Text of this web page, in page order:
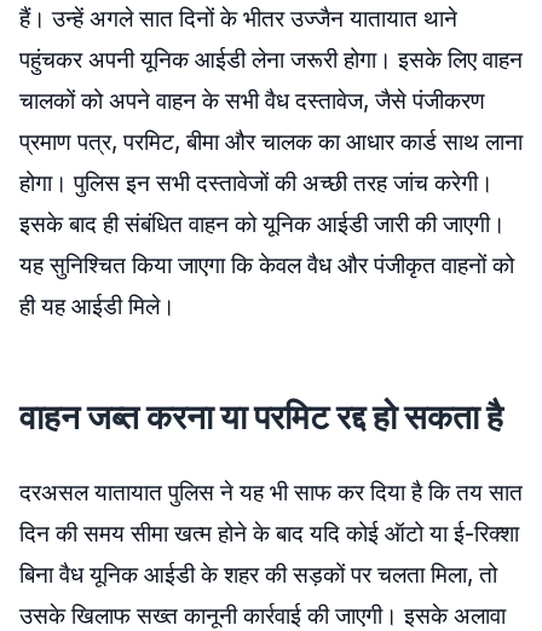
हैं। उन्हें अगले सात दिनों के भीतर उज्जैन यातायात थाने
पहुंचकर अपनी यूनिक आईडी लेना जरूरी होगा। इसके लिए वाहन
चालकों को अपने वाहन के सभी वैध दस्तावेज, जैसे पंजीकरण
प्रमाण पत्र, परमिट, बीमा और चालक का आधार कार्ड साथ लाना
होगा। पुलिस इन सभी दस्तावेजों की अच्छी तरह जांच करेगी।
इसके बाद ही संबंधित वाहन को यूनिक आईडी जारी की जाएगी।
यह सुनिश्चित किया जाएगा कि केवल वैध और पंजीकृत वाहनों को
ही यह आईडी मिले।
वाहन जब्त करना या परमिट रद्द हो सकता है
दरअसल यातायात पुलिस ने यह भी साफ कर दिया है कि तय सात
दिन की समय सीमा खत्म होने के बाद यदि कोई ऑटो या ई-रिक्शा
बिना वैध यूनिक आईडी के शहर की सड़कों पर चलता मिला, तो
उसके खिलाफ सख्त कानूनी कार्रवाई की जाएगी। इसके अलावा